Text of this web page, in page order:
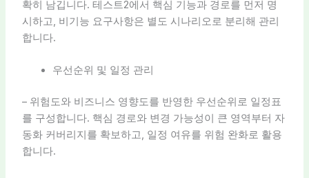
확히 남깁니다. 테스트2에서 핵심 기능과 경로를 먼저 명
시하고, 비기능 요구사항은 별도 시나리오로 분리해 관리
합니다.
우선순위 및 일정 관리
– 위험도와 비즈니스 영향도를 반영한 우선순위로 일정표
를 구성합니다. 핵심 경로와 변경 가능성이 큰 영역부터 자
동화 커버리지를 확보하고, 일정 여유를 위험 완화로 활용
합니다.